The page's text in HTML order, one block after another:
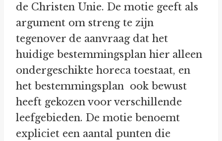
de Christen Unie. De motie geeft als
argument om streng te zijn
tegenover de aanvraag dat het
huidige bestemmingsplan hier alleen
ondergeschikte horeca toestaat, en
het bestemmingsplan ook bewust
heeft gekozen voor verschillende
leefgebieden. De motie benoemt
expliciet een aantal punten die